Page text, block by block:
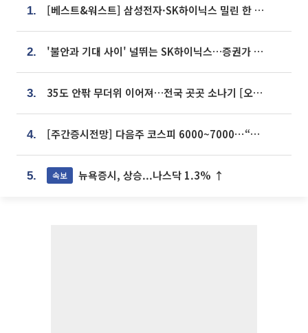
1. [베스트&워스트] 삼성전자·SK하이닉스 밀린 한 주…상상인증권은 85% 급등
2. '불안과 기대 사이' 널뛰는 SK하이닉스…증권가 "HBM4·LTA 기반 펀터멘털 견고"
3. 35도 안팎 무더위 이어져…전국 곳곳 소나기 [오늘 날씨]
4. [주간증시전망] 다음주 코스피 6000~7000⋯“外人 수급은 정책이 변수”
5. 속보 뉴욕증시, 상승...나스닥 1.3% ↑